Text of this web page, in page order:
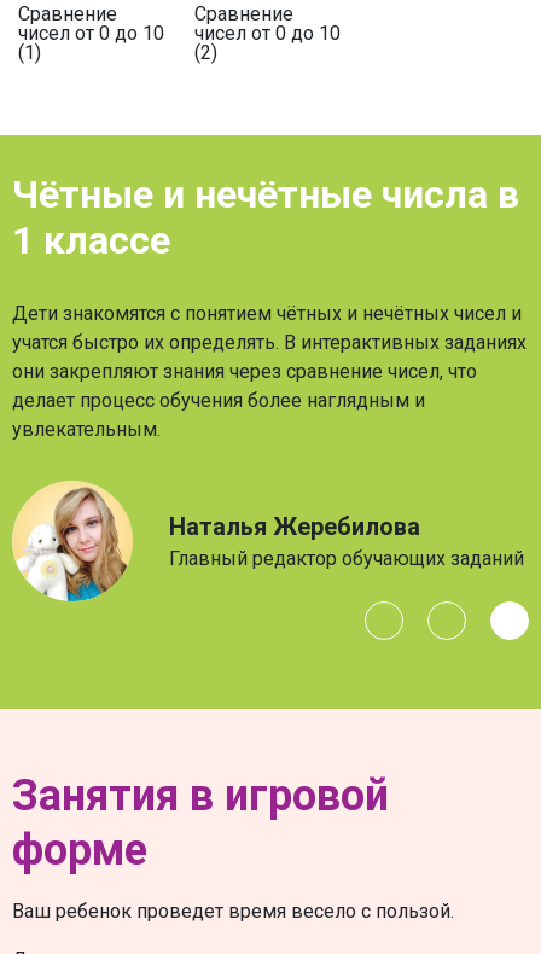
Сравнение
чисел от 0 до 10
(1)
Сравнение
чисел от 0 до 10
(2)
Чётные и нечётные числа в
1 классе
Дети знакомятся с понятием чётных и нечётных чисел и
учатся быстро их определять. В интерактивных заданиях
они закрепляют знания через сравнение чисел, что
делает процесс обучения более наглядным и
увлекательным.
Наталья Жеребилова
Главный редактор обучающих заданий
Занятия в игровой
форме
Ваш ребенок проведет время весело с пользой.